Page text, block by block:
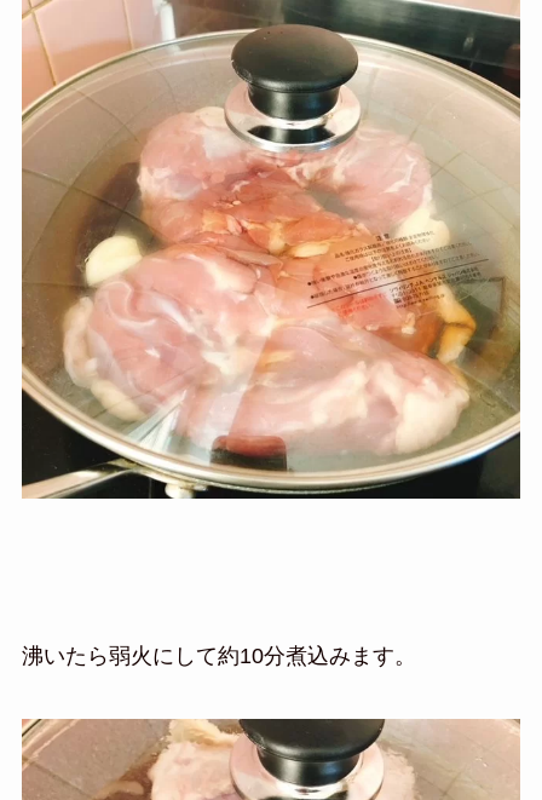
沸いたら弱火にして約10分煮込みます。